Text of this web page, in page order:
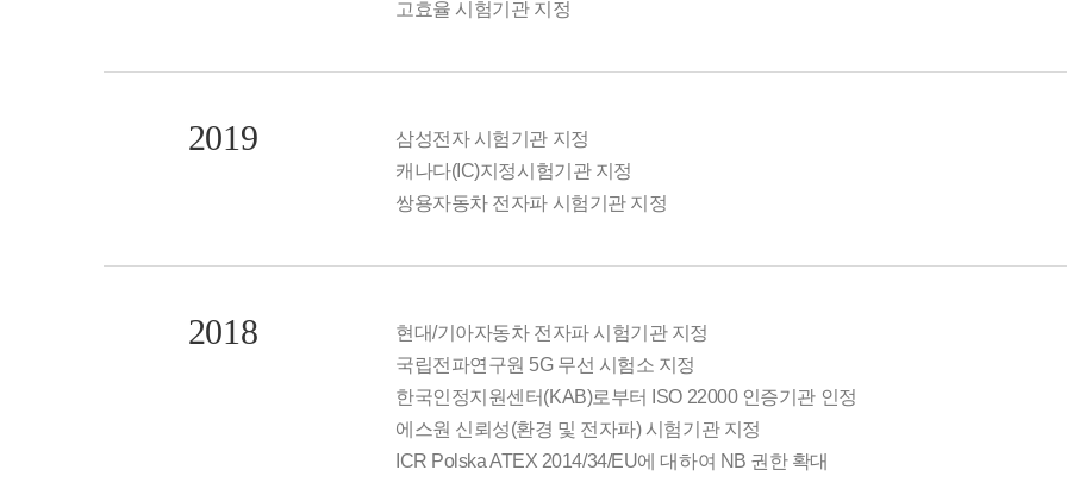
고효율 시험기관 지정
2019
삼성전자 시험기관 지정
캐나다(IC)지정시험기관 지정
쌍용자동차 전자파 시험기관 지정
2018
현대/기아자동차 전자파 시험기관 지정
국립전파연구원 5G 무선 시험소 지정
한국인정지원센터(KAB)로부터 ISO 22000 인증기관 인정
에스원 신뢰성(환경 및 전자파) 시험기관 지정
ICR Polska ATEX 2014/34/EU에 대하여 NB 권한 확대